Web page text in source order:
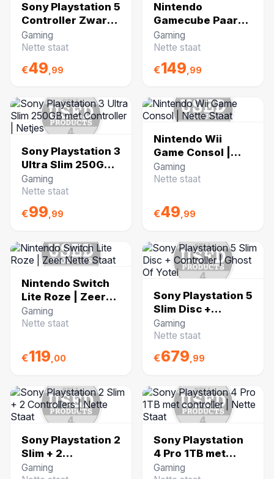
Sony Playstation 5
Controller Zwart |
Nette Staat
Gaming
Nette staat
€49 ,99
Nintendo
Gamecube Paars
+ Wavebird
controller | Nette
Staat
Gaming
Nette staat
€149 ,99
Sony Playstation 3
Ultra Slim 250GB
met Controller |
Netjes
Gaming
Nette staat
€99 ,99
Nintendo Wii
Game Consol |
Nette Staat
Gaming
Nette staat
€49 ,99
Nintendo Switch
Lite Roze | Zeer
Nette Staat
Gaming
Nette staat
€119 ,00
Sony Playstation 5
Slim Disc +
Controller | Ghost
Of Yotei
Gaming
Nette staat
€679 ,99
Sony Playstation 2
Slim + 2
Controllers |
Gaming
Sony Playstation
4 Pro 1TB met
controller | Nette
Gaming